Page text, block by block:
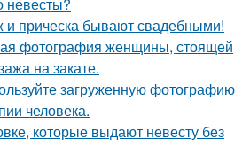
и прическа бывают свадебными!
фотография женщины, стоящей
на закате.
загруженную фотографию
человека.
которые выдают невесту без